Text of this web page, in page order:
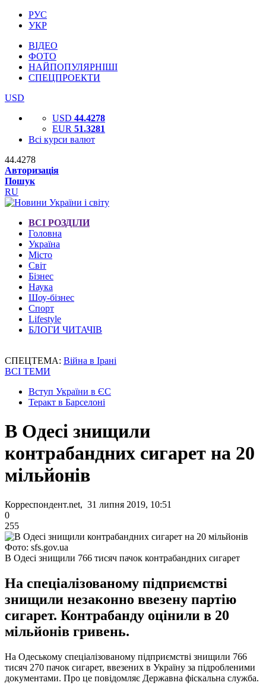
РУС
УКР
ВІДЕО
ФОТО
НАЙПОПУЛЯРНІШІ
СПЕЦПРОЕКТИ
USD
USD 44.4278
EUR 51.3281
Всі курси валют
44.4278
Авторизація
Пошук
RU
ВСІ РОЗДІЛИ
Головна
Україна
Місто
Світ
Бізнес
Наука
Шоу-бізнес
Спорт
Lifestyle
БЛОГИ ЧИТАЧІВ
СПЕЦТЕМА: Війна в Ірані
ВСІ ТЕМИ
Вступ України в ЄС
Теракт в Барселоні
В Одесі знищили
контрабандних сигарет на 20
мільйонів
Корреспондент.net, 31 липня 2019, 10:51
0
255
Фото: sfs.gov.ua
В Одесі знищили 766 тисяч пачок контрабандних сигарет
На спеціалізованому підприємстві
знищили незаконно ввезену партію
сигарет. Контрабанду оцінили в 20
мільйонів гривень.
На Одеському спеціалізованому підприємстві знищили 766
тисяч 270 пачок сигарет, ввезених в Україну за підробленими
документами. Про це повідомляє Державна фіскальна служба.